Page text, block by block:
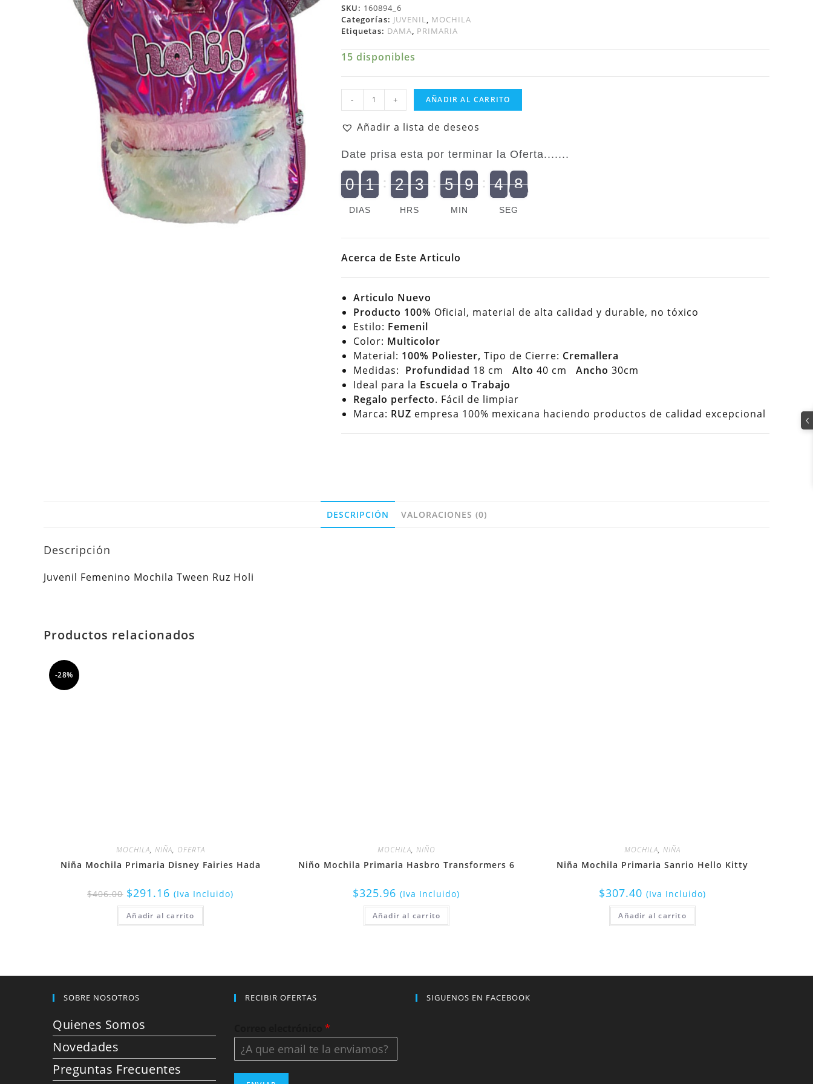
SKU: 160894_6
Categorías: JUVENIL, MOCHILA
Etiquetas: DAMA, PRIMARIA
15 disponibles
Tween
Holi
cantidad
- + AÑADIR AL CARRITO
Añadir a lista de deseos
Date prisa esta por terminar la Oferta.......
9
9
0
0 2
1
1 0
2
2 0
3
3 0
5
5 0
9
9 5
4
4 8
8
7
DIAS HRS MIN SEG
Acerca de Este Articulo
Articulo Nuevo
Producto 100% Oficial, material de alta calidad y durable, no tóxico
Estilo: Femenil
Color: Multicolor
Material: 100% Poliester, Tipo de Cierre: Cremallera
Medidas: Profundidad 18 cm Alto 40 cm Ancho 30cm
Ideal para la Escuela o Trabajo
Regalo perfecto. Fácil de limpiar
Marca: RUZ empresa 100% mexicana haciendo productos de calidad excepcional
DESCRIPCIÓN VALORACIONES (0)
Descripción
Juvenil Femenino Mochila Tween Ruz Holi
Productos relacionados
-28%
MOCHILA, NIÑA, OFERTA
Niña Mochila Primaria Disney Fairies Hada
$406.00 $291.16 (Iva Incluido)
Añadir al carrito
MOCHILA, NIÑO
Niño Mochila Primaria Hasbro Transformers 6
$325.96 (Iva Incluido)
Añadir al carrito
MOCHILA,NIÑA
Niña Mochila Primaria Sanrio Hello Kitty
$307.40 (Iva Incluido)
Añadir al carrito
SOBRE NOSOTROS
Quienes Somos
Novedades
Preguntas Frecuentes
RECIBIR OFERTAS
*
SIGUENOS EN FACEBOOK